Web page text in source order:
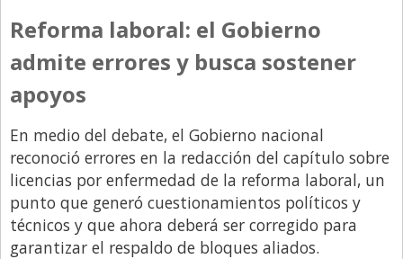
Reforma laboral: el Gobierno
admite errores y busca sostener
apoyos
En medio del debate, el Gobierno nacional
reconoció errores en la redacción del capítulo sobre
licencias por enfermedad de la reforma laboral, un
punto que generó cuestionamientos políticos y
técnicos y que ahora deberá ser corregido para
garantizar el respaldo de bloques aliados.